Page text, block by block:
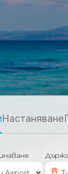
Настаняване